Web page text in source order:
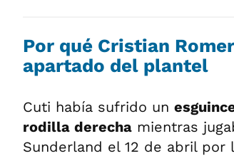
Por qué Cristian
apartado del plantel
Cuti había sufrido un
rodilla derecha mientras
Sunderland el 12 de abril por